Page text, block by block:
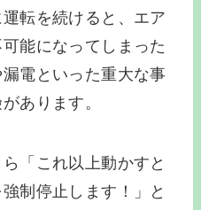
転を続けると、エア
能になってしまった
電といった重大な事
あります。
「これ以上動かすと
制停止します！」と